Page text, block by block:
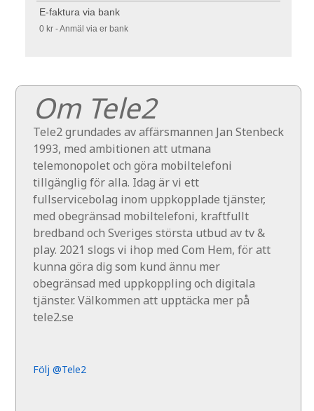
E-faktura via bank
0 kr - Anmäl via er bank
Om Tele2
Tele2 grundades av affärsmannen Jan Stenbeck
1993, med ambitionen att utmana
telemonopolet och göra mobiltelefoni
tillgänglig för alla. Idag är vi ett
fullservicebolag inom uppkopplade tjänster,
med obegränsad mobiltelefoni, kraftfullt
bredband och Sveriges största utbud av tv &
play. 2021 slogs vi ihop med Com Hem, för att
kunna göra dig som kund ännu mer
obegränsad med uppkoppling och digitala
tjänster. Välkommen att upptäcka mer på
tele2.se
Följ @Tele2